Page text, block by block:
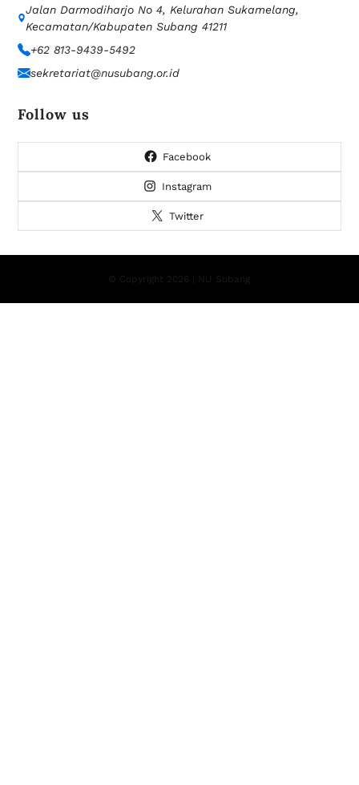
Jalan Darmodiharjo No 4, Kelurahan Sukamelang,
Kecamatan/Kabupaten Subang 41211
+62 813-9439-5492
sekretariat@nusubang.or.id
Follow us
Facebook
Instagram
Twitter
© Copyright 2026 | NU Subang